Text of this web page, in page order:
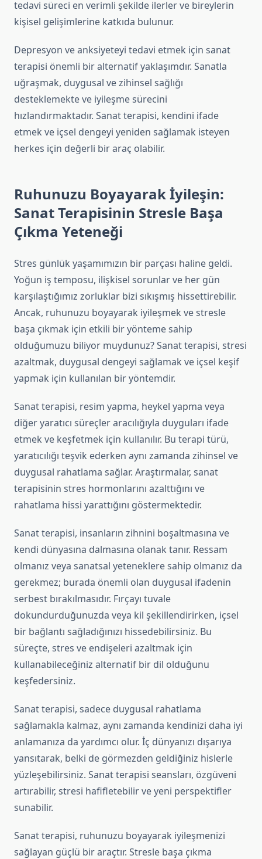
tedavi süreci en verimli şekilde ilerler ve bireylerin
kişisel gelişimlerine katkıda bulunur.
Depresyon ve anksiyeteyi tedavi etmek için sanat
terapisi önemli bir alternatif yaklaşımdır. Sanatla
uğraşmak, duygusal ve zihinsel sağlığı
desteklemekte ve iyileşme sürecini
hızlandırmaktadır. Sanat terapisi, kendini ifade
etmek ve içsel dengeyi yeniden sağlamak isteyen
herkes için değerli bir araç olabilir.
Ruhunuzu Boyayarak İyileşin:
Sanat Terapisinin Stresle Başa
Çıkma Yeteneği
Stres günlük yaşamımızın bir parçası haline geldi.
Yoğun iş temposu, ilişkisel sorunlar ve her gün
karşılaştığımız zorluklar bizi sıkışmış hissettirebilir.
Ancak, ruhunuzu boyayarak iyileşmek ve stresle
başa çıkmak için etkili bir yönteme sahip
olduğumuzu biliyor muydunuz? Sanat terapisi, stresi
azaltmak, duygusal dengeyi sağlamak ve içsel keşif
yapmak için kullanılan bir yöntemdir.
Sanat terapisi, resim yapma, heykel yapma veya
diğer yaratıcı süreçler aracılığıyla duyguları ifade
etmek ve keşfetmek için kullanılır. Bu terapi türü,
yaratıcılığı teşvik ederken aynı zamanda zihinsel ve
duygusal rahatlama sağlar. Araştırmalar, sanat
terapisinin stres hormonlarını azalttığını ve
rahatlama hissi yarattığını göstermektedir.
Sanat terapisi, insanların zihnini boşaltmasına ve
kendi dünyasına dalmasına olanak tanır. Ressam
olmanız veya sanatsal yeteneklere sahip olmanız da
gerekmez; burada önemli olan duygusal ifadenin
serbest bırakılmasıdır. Fırçayı tuvale
dokundurduğunuzda veya kil şekillendirirken, içsel
bir bağlantı sağladığınızı hissedebilirsiniz. Bu
süreçte, stres ve endişeleri azaltmak için
kullanabileceğiniz alternatif bir dil olduğunu
keşfedersiniz.
Sanat terapisi, sadece duygusal rahatlama
sağlamakla kalmaz, aynı zamanda kendinizi daha iyi
anlamanıza da yardımcı olur. İç dünyanızı dışarıya
yansıtarak, belki de görmezden geldiğiniz hislerle
yüzleşebilirsiniz. Sanat terapisi seansları, özgüveni
artırabilir, stresi hafifletebilir ve yeni perspektifler
sunabilir.
Sanat terapisi, ruhunuzu boyayarak iyileşmenizi
sağlayan güçlü bir araçtır. Stresle başa çıkma